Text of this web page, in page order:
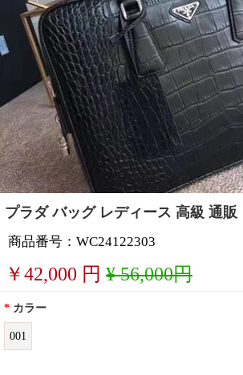
プラダ バッグ レディース 高級 通販
商品番号：WC24122303
￥42,000 円 ¥ 56,000円
* カラー
001